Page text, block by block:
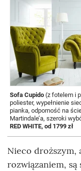
Sofa Cupido (z fotelem i
poliester, wypełnienie
pianka, odporność na
Martindale’a, szeroki
RED WHITE, od 1799 zł
Nieco droższym,
rozwiązaniem, są